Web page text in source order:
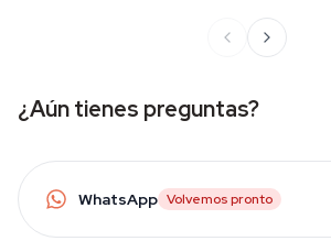
¿Aún tienes preguntas?
WhatsApp Volvemos pronto